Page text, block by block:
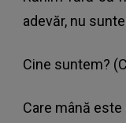
adevăr, nu
Cine suntem?
Care mână